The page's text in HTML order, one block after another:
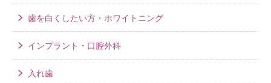
歯を白くしたい方・ホワイトニング
インプラント・口腔外科
入れ歯